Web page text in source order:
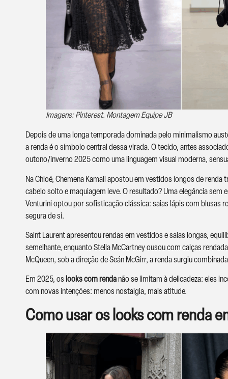
Imagens: Pinterest. Montagem Equipe JB
Depois de uma longa temporada dominada pelo minimalismo
a renda é o símbolo central dessa virada. O tecido, antes
outono/inverno 2025 como uma linguagem visual moderna,
Na Chloé, Chemena Kamali apostou em vestidos longos de
cabelo solto e maquiagem leve. O resultado? Uma elegância sem
Venturini optou por sofisticação clássica: saias lápis com blusas
segura de si.
Saint Laurent apresentou rendas em vestidos e saias longas,
semelhante, enquanto Stella McCartney ousou com calças
McQueen, sob a direção de Seán McGirr, a renda surgiu
Em 2025, os looks com rendanão se limitam à delicadeza: eles
com novas intenções: menos nostalgia, mais atitude.
Como usar os looks com renda